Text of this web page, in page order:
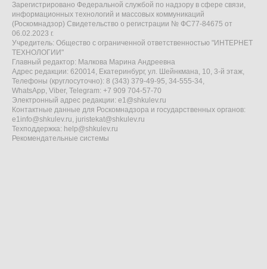
Зарегистрировано Федеральной службой по надзору в сфере связи,
информационных технологий и массовых коммуникаций
(Роскомнадзор) Свидетельство о регистрации № ФС77-84675 от
06.02.2023 г.
Учредитель: Общество с ограниченной ответственностью "ИНТЕРНЕТ
ТЕХНОЛОГИИ"
Главный редактор: Малкова Марина Андреевна
Адрес редакции: 620014, Екатеринбург, ул. Шейнкмана, 10, 3-й этаж,
Телефоны (круглосуточно): 8 (343) 379-49-95, 34-555-34,
WhatsApp, Viber, Telegram: +7 909 704-57-70
Электронный адрес редакции: e1@shkulev.ru
Контактные данные для Роскомнадзора и государственных органов:
e1info@shkulev.ru, juristekat@shkulev.ru
Техподдержка: help@shkulev.ru
Рекомендательные системы